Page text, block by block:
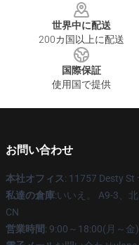
世界中に配送
200カ国以上に配送
国際保証
使用国で提供
お問い合わせ
本社オフィス: 11757 Desty St
私達の倉庫:いいえ。 A9-3、
CN
営業時間: 9:00～18:00(月～金)